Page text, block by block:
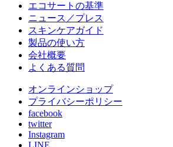
エコサートの基準
ニュース／プレス
スキンケアガイド
製品の使い方
会社概要
よくある質問
オンラインショップ
プライバシーポリシー
facebook
twitter
Instagram
LINE